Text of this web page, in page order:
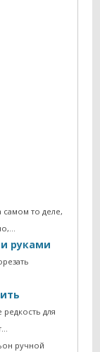
самом то деле,
руками
для
ручной